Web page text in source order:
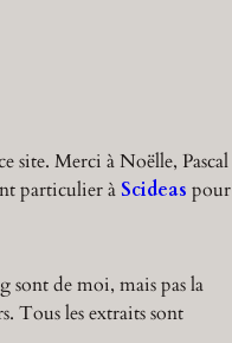
site. Merci à Noëlle, Pascal
particulier à Scideas pour
sont de moi, mais pas la
Tous les extraits sont